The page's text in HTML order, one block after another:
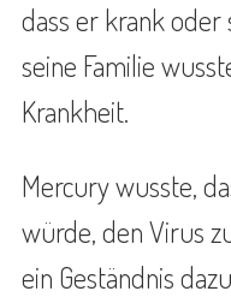
dass er krank oder
seine Familie
Krankheit.
Mercury wusste,
würde, den Virus
ein Geständnis